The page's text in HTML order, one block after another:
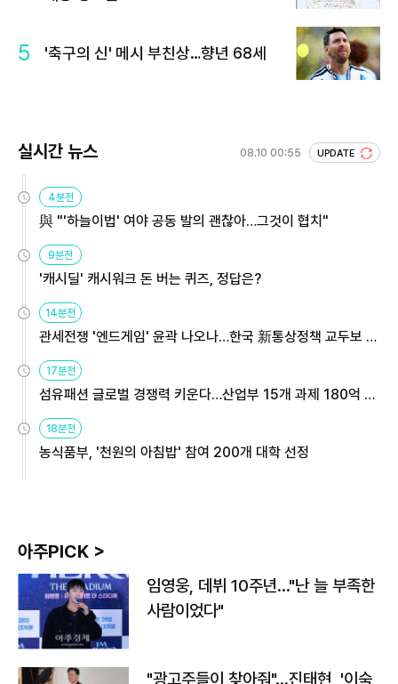
5 '축구의 신' 메시 부친상…향년 68세
실시간 뉴스 08.10 00:55 UPDATE
4분전
與 "'하늘이법' 여야 공동 발의 괜찮아…그것이 협치"
9분전
'캐시딜' 캐시워크 돈 버는 퀴즈, 정답은?
14분전
관세전쟁 '엔드게임' 윤곽 나오나…한국 新통상정책 교두보 활
17분전
섬유패션 글로벌 경쟁력 키운다…산업부 15개 과제 180억 지
18분전
농식품부, '천원의 아침밥' 참여 200개 대학 선정
아주PICK >
임영웅, 데뷔 10주년…"난 늘 부족한
사람이었다"
"광고주들이 찾아줘"…진태현, '이숙